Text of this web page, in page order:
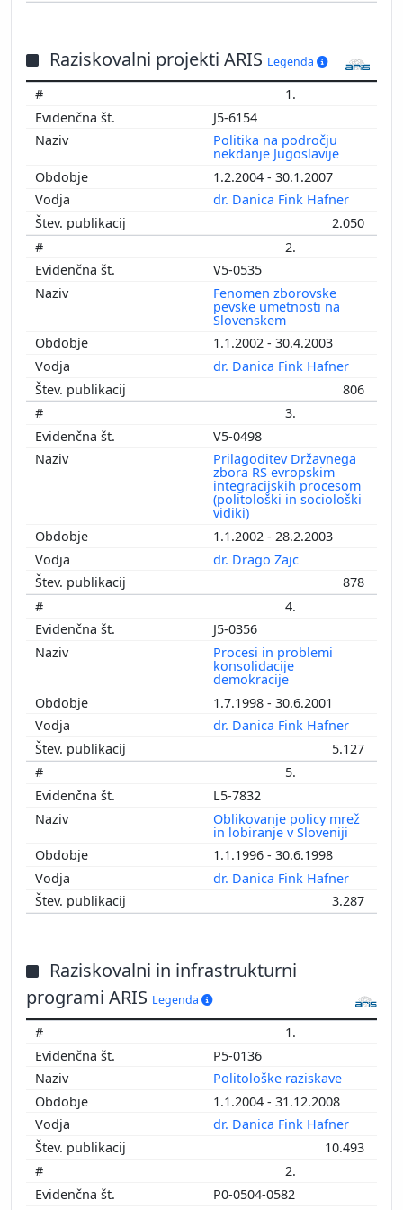
Raziskovalni projekti ARIS Legenda
1.
J5-6154
Politika na področju
nekdanje Jugoslavije
1.2.2004 - 30.1.2007
dr. Danica Fink Hafner
2.050
2.
V5-0535
Fenomen zborovske
pevske umetnosti na
Slovenskem
1.1.2002 - 30.4.2003
dr. Danica Fink Hafner
806
3.
V5-0498
Prilagoditev Državnega
zbora RS evropskim
integracijskih procesom
(politološki in sociološki
vidiki)
1.1.2002 - 28.2.2003
dr. Drago Zajc
878
4.
J5-0356
Procesi in problemi
konsolidacije
demokracije
1.7.1998 - 30.6.2001
dr. Danica Fink Hafner
5.127
5.
L5-7832
Oblikovanje policy mrež
in lobiranje v Sloveniji
1.1.1996 - 30.6.1998
dr. Danica Fink Hafner
3.287
Raziskovalni in infrastrukturni
programi ARIS Legenda
1.
P5-0136
Politološke raziskave
1.1.2004 - 31.12.2008
dr. Danica Fink Hafner
10.493
2.
P0-0504-0582